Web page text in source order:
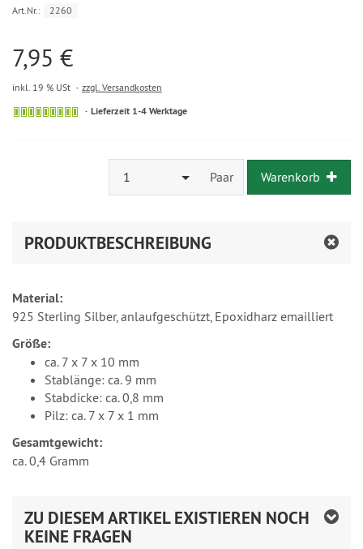
Art.Nr.: 2260
7,95 €
inkl. 19 % USt zzgl. Versandkosten
Lieferzeit 1-4 Werktage
1 Paar Warenkorb
PRODUKTBESCHREIBUNG
Material:
925 Sterling Silber, anlaufgeschützt, Epoxidharz emailliert
Größe:
ca. 7 x 7 x 10 mm
Stablänge: ca. 9 mm
Stabdicke: ca. 0,8 mm
Pilz: ca. 7 x 7 x 1 mm
Gesamtgewicht:
ca. 0,4 Gramm
ZU DIESEM ARTIKEL EXISTIEREN NOCH
KEINE FRAGEN